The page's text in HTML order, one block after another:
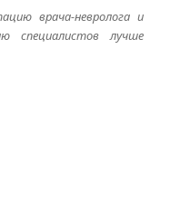
врача-невролога и
специалистов лучше